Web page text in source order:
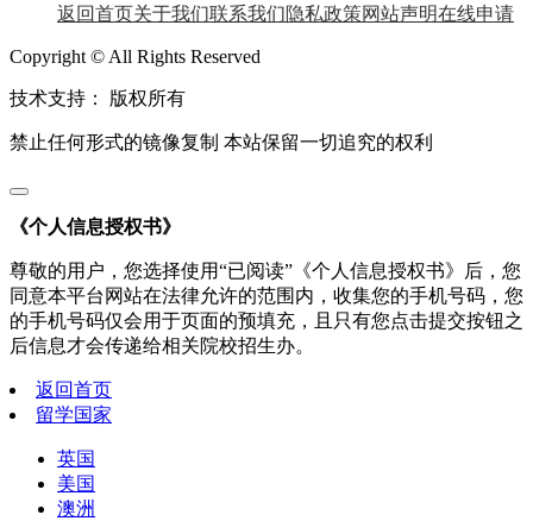
返回首页关于我们联系我们隐私政策网站声明在线申请
Copyright © All Rights Reserved
技术支持： 版权所有
禁止任何形式的镜像复制 本站保留一切追究的权利
《个人信息授权书》
尊敬的用户，您选择使用“已阅读”《个人信息授权书》后，您
同意本平台网站在法律允许的范围内，收集您的手机号码，您
的手机号码仅会用于页面的预填充，且只有您点击提交按钮之
后信息才会传递给相关院校招生办。
返回首页
留学国家
英国
美国
澳洲